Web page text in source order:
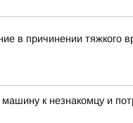
в причинении тяжкого
к незнакомцу и